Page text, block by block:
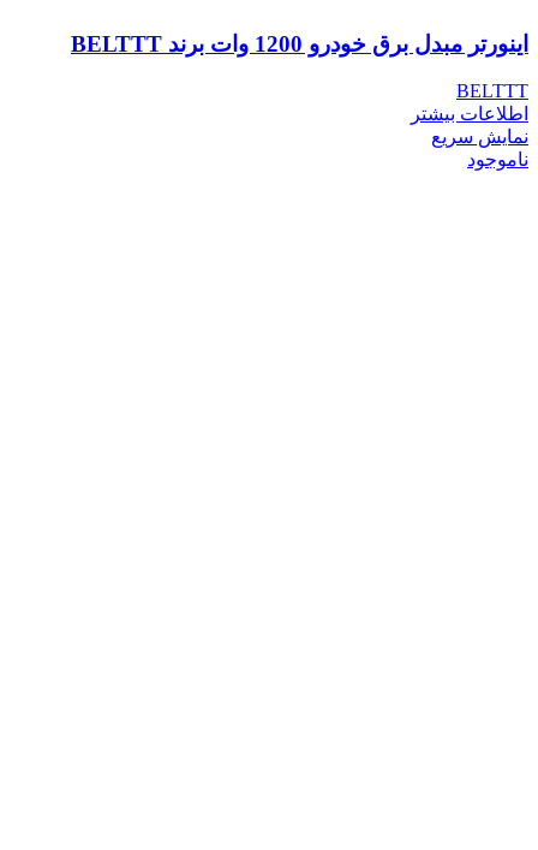
اینورتر مبدل برق خودرو 1200 وات برند BELTTT
BELTTT
اطلاعات بیشتر
نمایش سریع
ناموجود